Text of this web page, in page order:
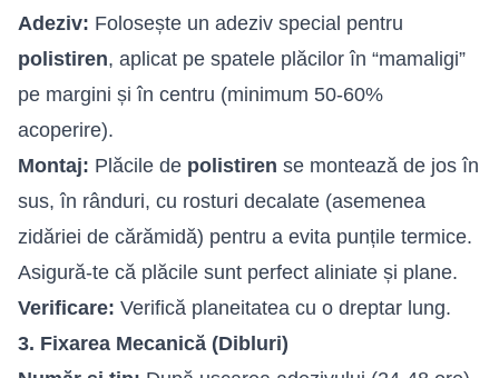
Adeziv: Folosește un adeziv special pentru
polistiren, aplicat pe spatele plăcilor în “mamaligi”
pe margini și în centru (minimum 50-60%
acoperire).
Montaj: Plăcile de polistiren se montează de jos în
sus, în rânduri, cu rosturi decalate (asemenea
zidăriei de cărămidă) pentru a evita punțile termice.
Asigură-te că plăcile sunt perfect aliniate și plane.
Verificare: Verifică planeitatea cu o dreptar lung.
3. Fixarea Mecanică (Dibluri)